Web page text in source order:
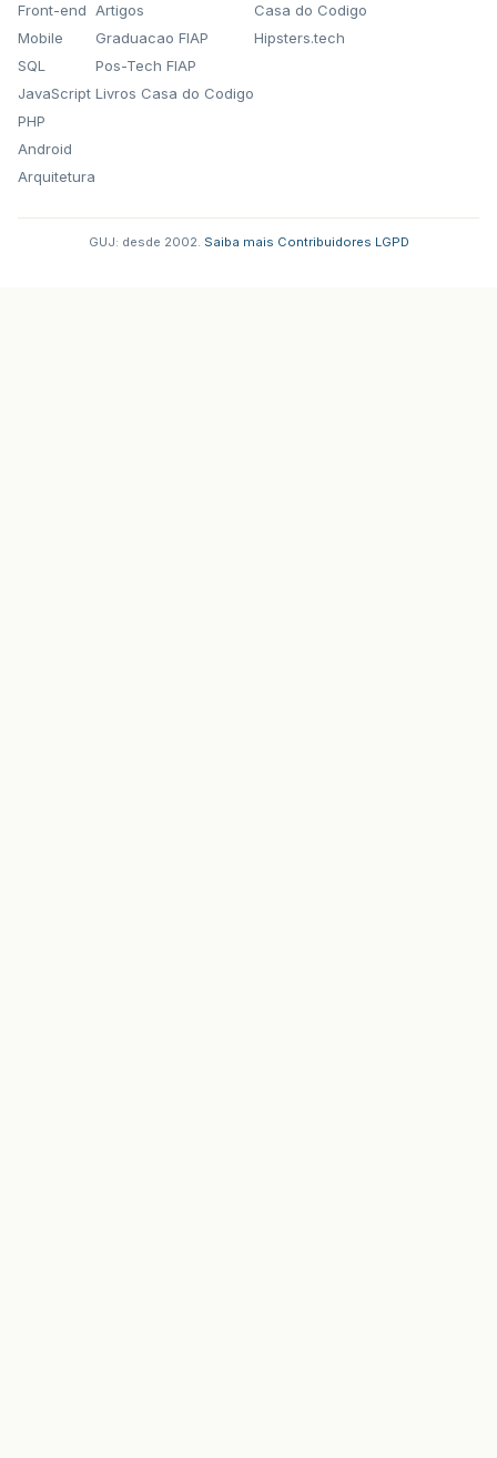
Front-end
Mobile
SQL
JavaScript
PHP
Android
Arquitetura
Artigos
Graduacao FIAP
Pos-Tech FIAP
Livros Casa do Codigo
Casa do Codigo
Hipsters.tech
GUJ: desde 2002. Saiba mais Contribuidores LGPD